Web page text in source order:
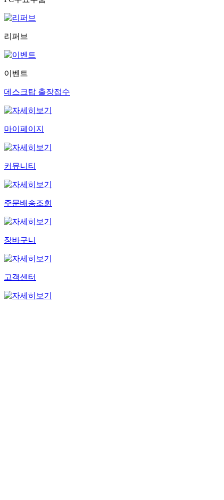
리퍼브
이벤트
데스크탑 출장접수
마이페이지
커뮤니티
주문배송조회
장바구니
고객센터